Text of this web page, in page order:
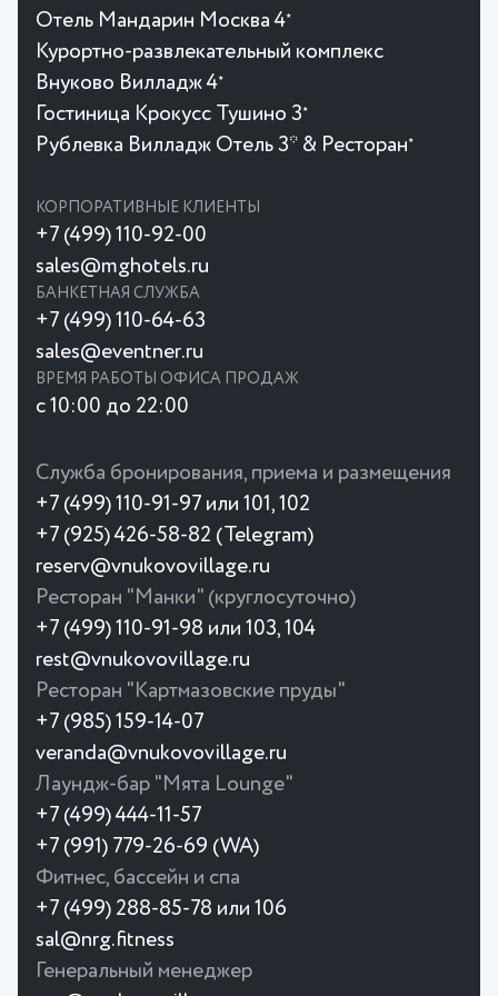
Отель Мандарин Москва 4★
Курортно-развлекательный комплекс
Внуково Вилладж 4★
Гостиница Крокусc Тушино 3★
Рублевка Вилладж Отель 3* & Ресторан★
КОРПОРАТИВНЫЕ КЛИЕНТЫ
+7 (499) 110-92-00
sales@mghotels.ru
БАНКЕТНАЯ СЛУЖБА
+7 (499) 110-64-63
sales@eventner.ru
ВРЕМЯ РАБОТЫ ОФИСА ПРОДАЖ
с 10:00 до 22:00
Служба бронирования, приема и размещения
+7 (499) 110-91-97 или 101, 102
+7 (925) 426-58-82 (Telegram)
reserv@vnukovovillage.ru
Ресторан "Манки" (круглосуточно)
+7 (499) 110-91-98 или 103, 104
rest@vnukovovillage.ru
Ресторан "Картмазовские пруды"
+7 (985) 159-14-07
veranda@vnukovovillage.ru
Лаундж-бар "Мята Lounge"
+7 (499) 444-11-57
+7 (991) 779-26-69 (WA)
Фитнес, бассейн и спа
+7 (499) 288-85-78 или 106
sal@nrg.fitness
Генеральный менеджер